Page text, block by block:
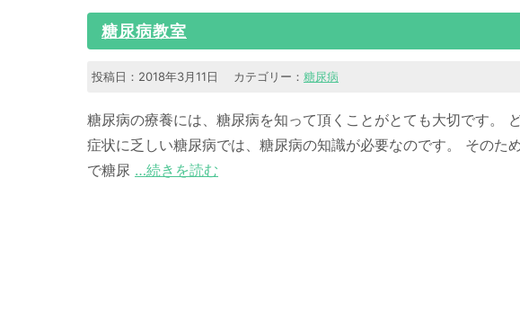
糖尿病教室
投稿日：2018年3月11日 カテゴリー： 糖尿病
糖尿病の療養には、糖尿病を知って頂くことがとても大切です。
症状に乏しい糖尿病では、糖尿病の知識が必要なのです。 そのた
で糖尿 …続きを読む